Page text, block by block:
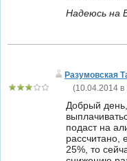
Надеюсь на
Разумовская
(10.04.2014 в
Добрый
подаст на
рассчитано,
25%, то